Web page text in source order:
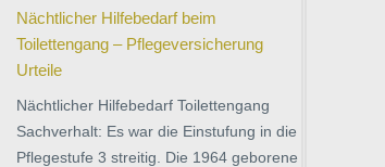
Nächtlicher Hilfebedarf beim
Toilettengang – Pflegeversicherung
Urteile
Nächtlicher Hilfebedarf Toilettengang
Sachverhalt: Es war die Einstufung in die
Pflegestufe 3 streitig. Die 1964 geborene